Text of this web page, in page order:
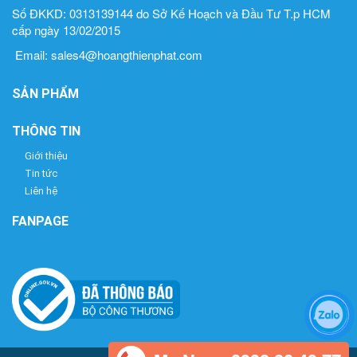
Số ĐKKD: 0313139144 do Sở Kế Hoạch và Đầu Tư T.p HCM
cấp ngày 13/02/2015
Email: sales4@hoangthienphat.com
SẢN PHẨM
THÔNG TIN
Giới thiệu
Tin tức
Liên hệ
FANPAGE